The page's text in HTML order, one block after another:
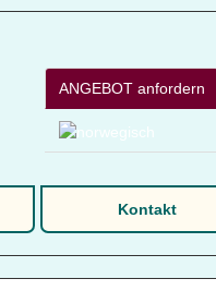
ANGEBOT anfordern
Kontakt